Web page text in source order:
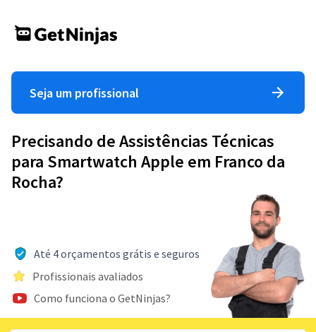
Seja um profissional
Precisando de Assistências Técnicas
para Smartwatch Apple em Franco da
Rocha?
Até 4 orçamentos grátis e seguros
Profissionais avaliados
Como funciona o GetNinjas?